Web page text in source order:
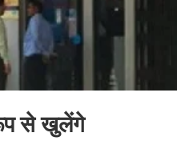
से खुलेंगे